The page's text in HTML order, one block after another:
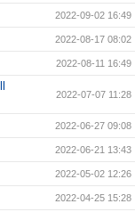
2022-09-02 16:49
2022-08-17 08:02
2022-08-11 16:49
2022-07-07 11:28
2022-06-27 09:08
2022-06-21 13:43
2022-05-02 12:26
2022-04-25 15:28